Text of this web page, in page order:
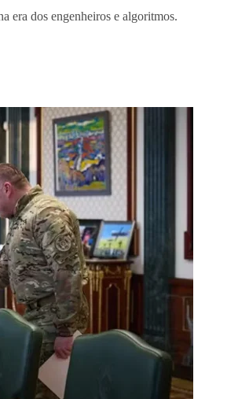
era dos engenheiros e algoritmos.